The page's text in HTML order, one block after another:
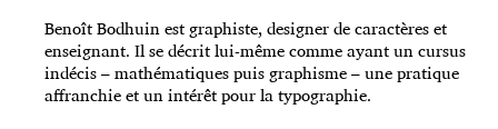
Benoît Bodhuin est graphiste, designer de caractères et
enseignant. Il se décrit lui-même comme ayant un cursus
indécis – mathématiques puis graphisme – une pratique
affranchie et un intérêt pour la typographie.